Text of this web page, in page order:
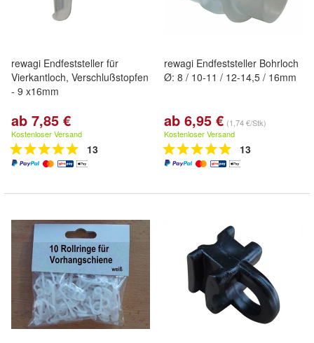
rewagi Endfeststeller für
Vierkantloch, Verschlußstopfen
- 9 x16mm
ab 7,85 €
Kostenloser Versand
13
rewagi Endfeststeller Bohrloch
Ø: 8 / 10-11 / 12-14,5 / 16mm
ab 6,95 € (1,74 €/Stk)
Kostenloser Versand
13